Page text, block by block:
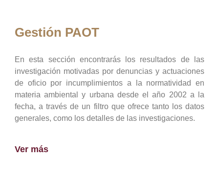
Gestión PAOT
En esta sección encontrarás los resultados de las
investigación motivadas por denuncias y actuaciones
de oficio por incumplimientos a la normatividad en
materia ambiental y urbana desde el año 2002 a la
fecha, a través de un filtro que ofrece tanto los datos
generales, como los detalles de las investigaciones.
Ver más